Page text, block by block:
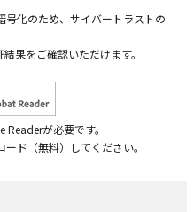
号化のため、サイバートラストの
果をご確認いただけます。
が必要です。
ド（無料）してください。